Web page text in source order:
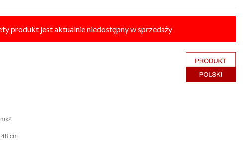
produkt jest aktualnie niedostępny w sprzedaży
cm